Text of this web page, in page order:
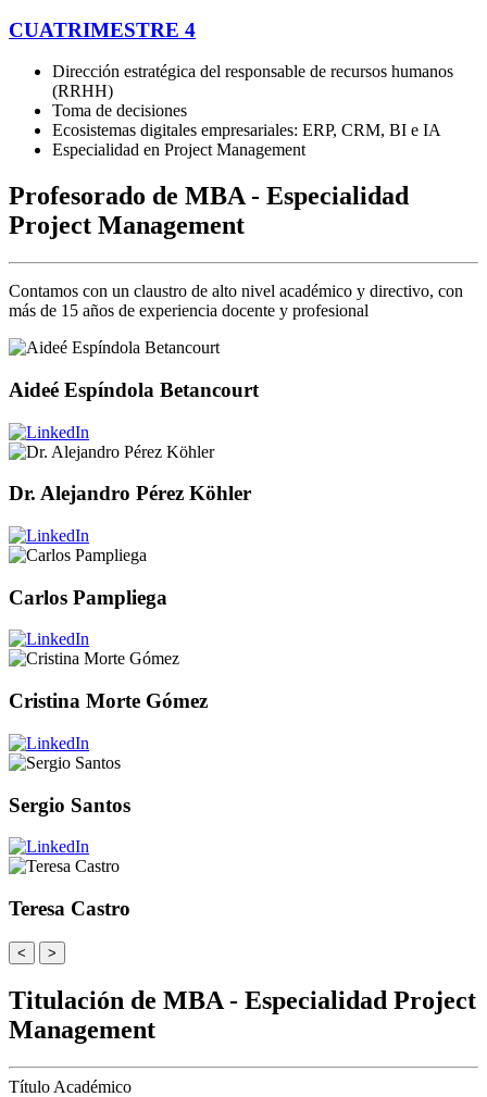
CUATRIMESTRE 4
Dirección estratégica del responsable de recursos humanos
(RRHH)
Toma de decisiones
Ecosistemas digitales empresariales: ERP, CRM, BI e IA
Especialidad en Project Management
Profesorado de MBA - Especialidad
Project Management
Contamos con un claustro de alto nivel académico y directivo, con
más de 15 años de experiencia docente y profesional
Aideé Espíndola Betancourt
Dr. Alejandro Pérez Köhler
Carlos Pampliega
Cristina Morte Gómez
Sergio Santos
Teresa Castro
< >
Titulación de MBA - Especialidad Project
Management
Título Académico